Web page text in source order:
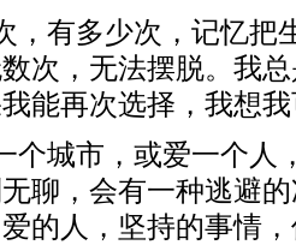
，有多少次，记忆把
次，无法摆脱。我
能再次选择，我想
个城市，或爱一个人
聊，会有一种逃避
的人，坚持的事情